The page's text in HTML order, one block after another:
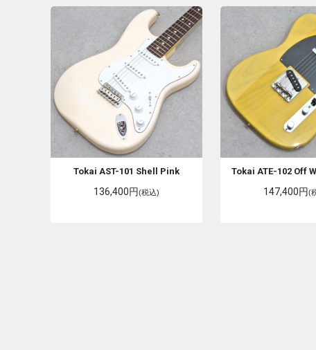
Tokai AST-101 Shell Pink
136,400円(税込)
Tokai ATE-102 Off
147,400円(